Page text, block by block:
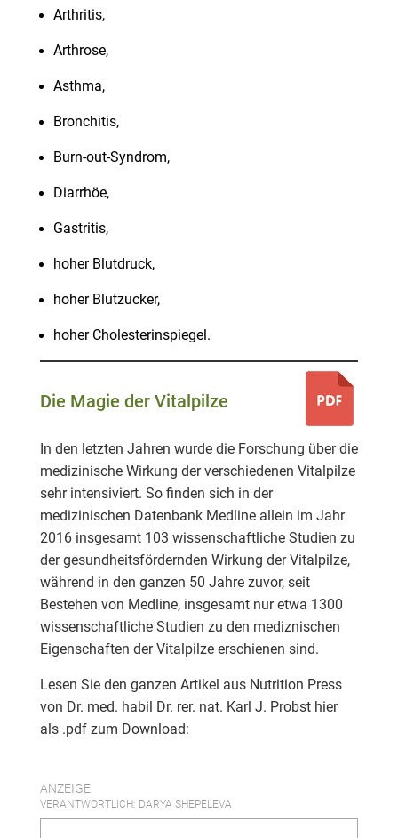
Arthritis,
Arthrose,
Asthma,
Bronchitis,
Burn-out-Syndrom,
Diarrhöe,
Gastritis,
hoher Blutdruck,
hoher Blutzucker,
hoher Cholesterinspiegel.
Die Magie der Vitalpilze
In den letzten Jahren wurde die Forschung über die
medizinische Wirkung der verschiedenen Vitalpilze
sehr intensiviert. So finden sich in der
medizinischen Datenbank Medline allein im Jahr
2016 insgesamt 103 wissenschaftliche Studien zu
der gesundheitsfördernden Wirkung der Vitalpilze,
während in den ganzen 50 Jahre zuvor, seit
Bestehen von Medline, insgesamt nur etwa 1300
wissenschaftliche Studien zu den mediznischen
Eigenschaften der Vitalpilze erschienen sind.
Lesen Sie den ganzen Artikel aus Nutrition Press
von Dr. med. habil Dr. rer. nat. Karl J. Probst hier
als .pdf zum Download:
ANZEIGE
VERANTWORTLICH: DARYA SHEPELEVA